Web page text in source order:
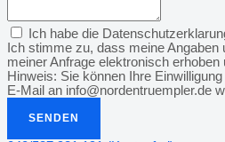
Ich habe die
Ich stimme zu, dass meine
meiner Anfrage elektronisch
Hinweis: Sie können Ihre
E-Mail an info@nordentruempler.de
SENDEN